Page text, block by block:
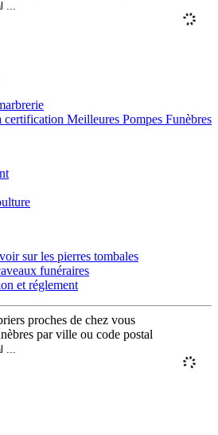
certification Meilleures Pompes Funèbres
sur les pierres tombales
funéraires
et réglement
proches de chez vous
par ville ou code postal